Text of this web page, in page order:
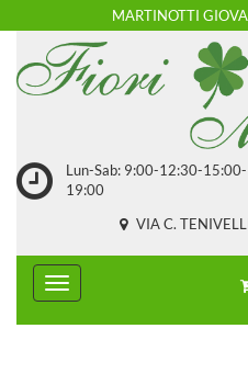
MARTINOTTI
Lun-Sab: 9:00-12:30-15:00-
19:00
VIA C.